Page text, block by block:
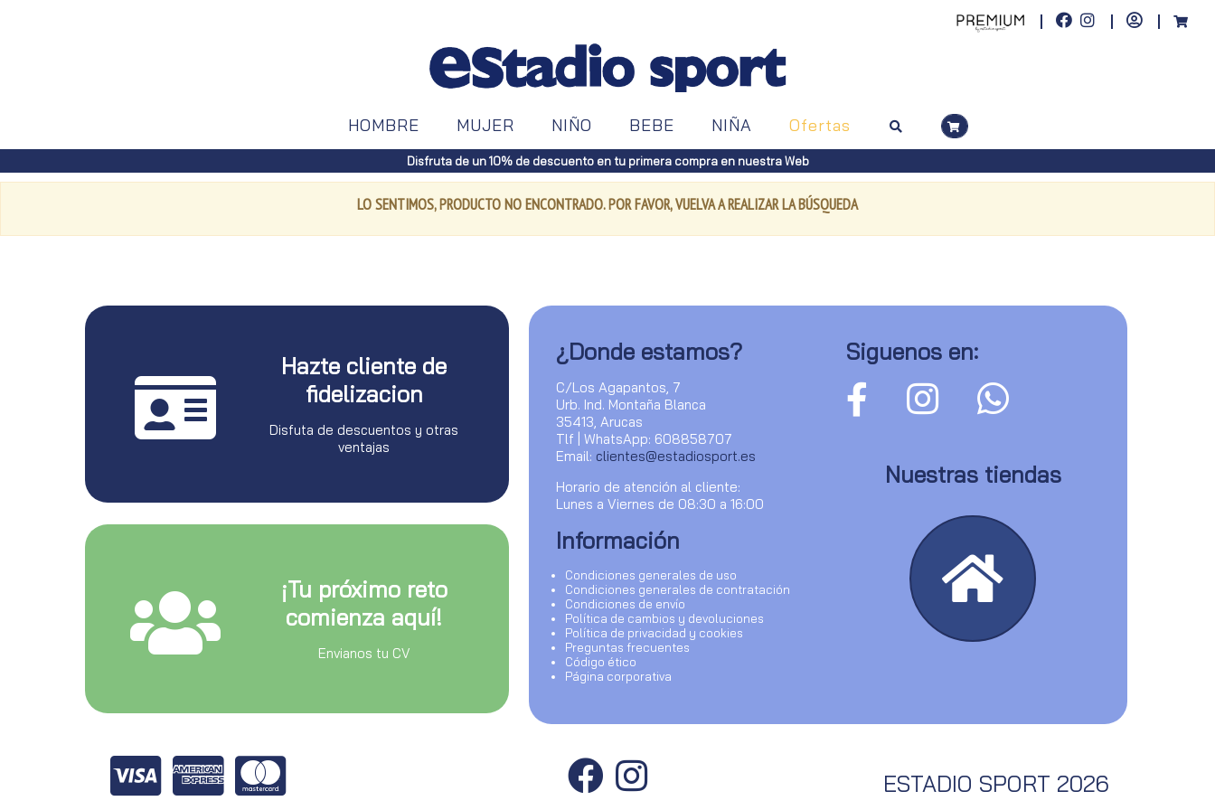
HOMBRE MUJER NIÑO BEBE NIÑA Ofertas
Disfruta de un 10% de descuento en tu primera compra en nuestra Web
LO SENTIMOS, PRODUCTO NO ENCONTRADO. POR FAVOR, VUELVA A REALIZAR LA BÚSQUEDA
Hazte cliente de
fidelizacion
Disfuta de descuentos y otras
ventajas
¡Tu próximo reto
comienza aquí!
Envianos tu CV
¿Donde estamos?
C/Los Agapantos, 7
Urb. Ind. Montaña Blanca
35413, Arucas
Tlf | WhatsApp: 608858707
Email: clientes@estadiosport.es
Horario de atención al cliente:
Lunes a Viernes de 08:30 a 16:00
Información
Condiciones generales de uso
Condiciones generales de contratación
Condiciones de envío
Política de cambios y devoluciones
Política de privacidad y cookies
Preguntas frecuentes
Código ético
Página corporativa
Siguenos en:
Nuestras tiendas
ESTADIO SPORT 2026